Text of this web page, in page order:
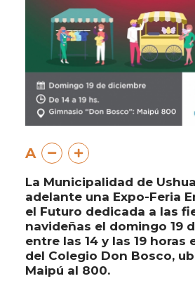
A
La Municipalidad de
adelante una Expo-Feria
el Futuro dedicada a las
navideñas el domingo 19
entre las 14 y las 19 horas
del Colegio Don Bosco,
Maipú al 800.